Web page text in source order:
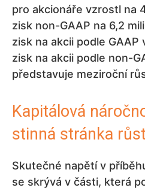
pro akcionáře vzrostl na
zisk non-GAAP na 6,2
zisk na akcii podle GAAP
zisk na akcii podle non-
představuje meziroční
Kapitálová
stinná stránka
Skutečné napětí v
se skrývá v části, která